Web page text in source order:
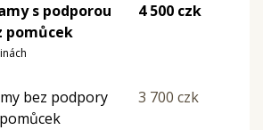
s podporou
pomůcek
4 500 czk
bez podpory
3 700 czk